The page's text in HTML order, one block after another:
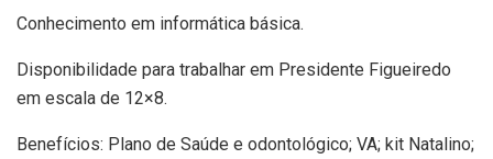
Conhecimento em informática básica.
Disponibilidade para trabalhar em Presidente Figueiredo
em escala de 12×8.
Benefícios: Plano de Saúde e odontológico; VA; kit Natalino;